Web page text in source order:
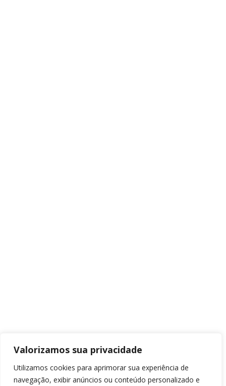
Valorizamos sua privacidade
Utilizamos cookies para aprimorar sua experiência de
navegação, exibir anúncios ou conteúdo personalizado e